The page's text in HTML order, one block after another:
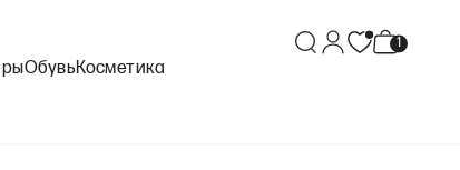
ОбувьКосметика